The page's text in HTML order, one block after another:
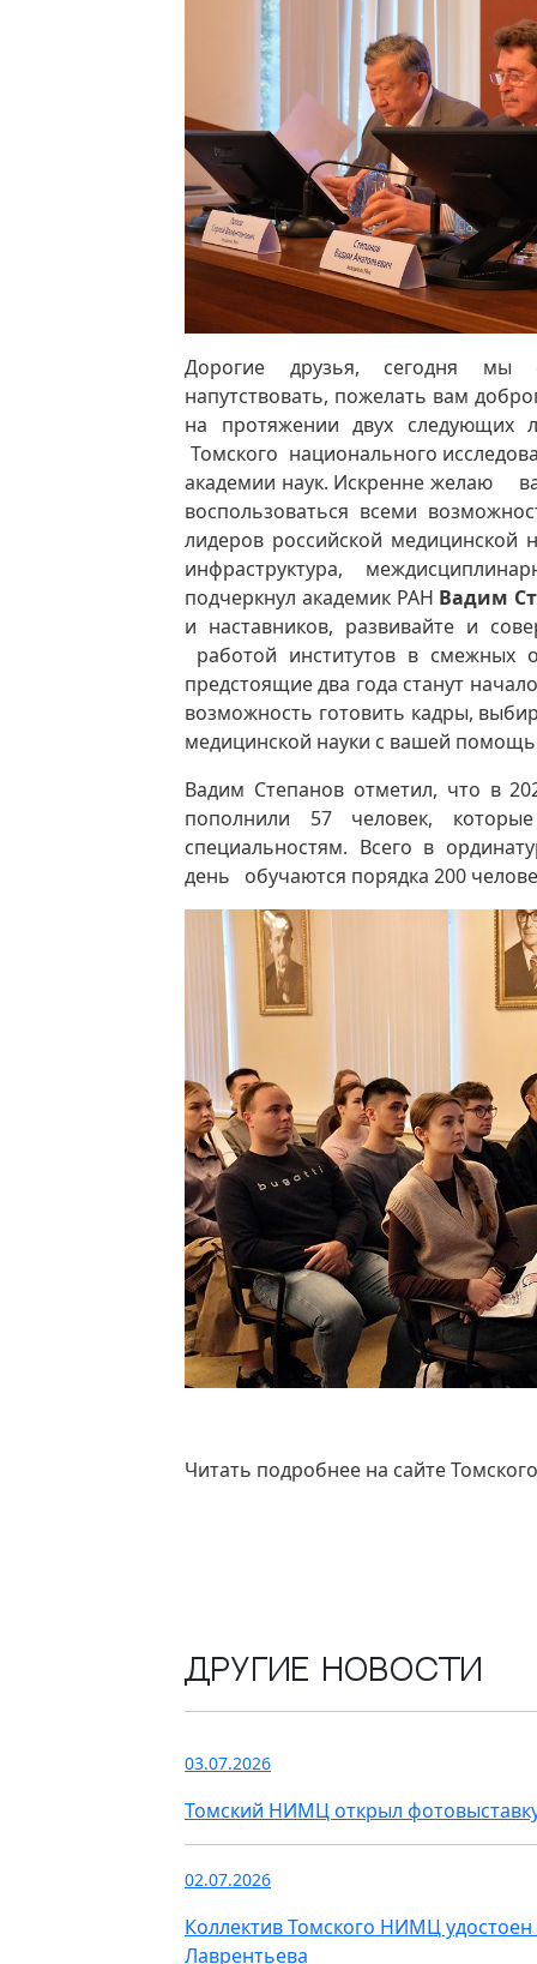
Дорогие друзья, сегодня мы
напутствовать, пожелать вам
на протяжении двух следующих
Томского национального
академии наук. Искренне желаю
воспользоваться всеми
лидеров российской медицинской
инфраструктура,
подчеркнул академик РАН Вадим
и наставников, развивайте и
работой институтов в смежных
предстоящие два года станут
возможность готовить кадры,
медицинской науки с вашей
Вадим Степанов отметил, что в
пополнили 57 человек,
специальностям. Всего в
день обучаются порядка 200
Читать подробнее на сайте
Другие новости
03.07.2026
Томский НИМЦ открыл
02.07.2026
Коллектив Томского НИМЦ
Лаврентьева